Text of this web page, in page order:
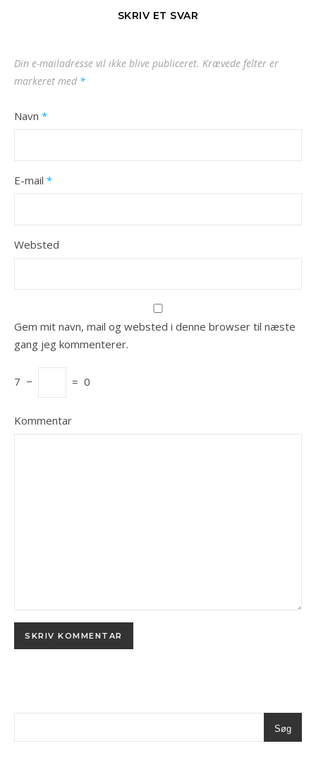
SKRIV ET SVAR
Din e-mailadresse vil ikke blive publiceret. Krævede felter er
markeret med *
Navn *
E-mail *
Websted
Gem mit navn, mail og websted i denne browser til næste
gang jeg kommenterer.
7 − = 0
Kommentar
Søg